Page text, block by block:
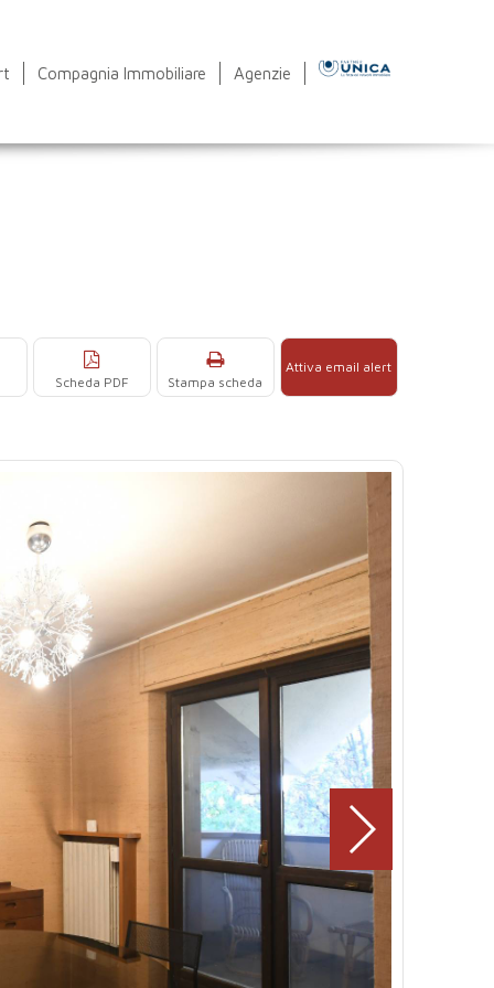
Compagnia Immobiliare Agenzie
Attiva email alert
Stampa scheda
Scheda PDF